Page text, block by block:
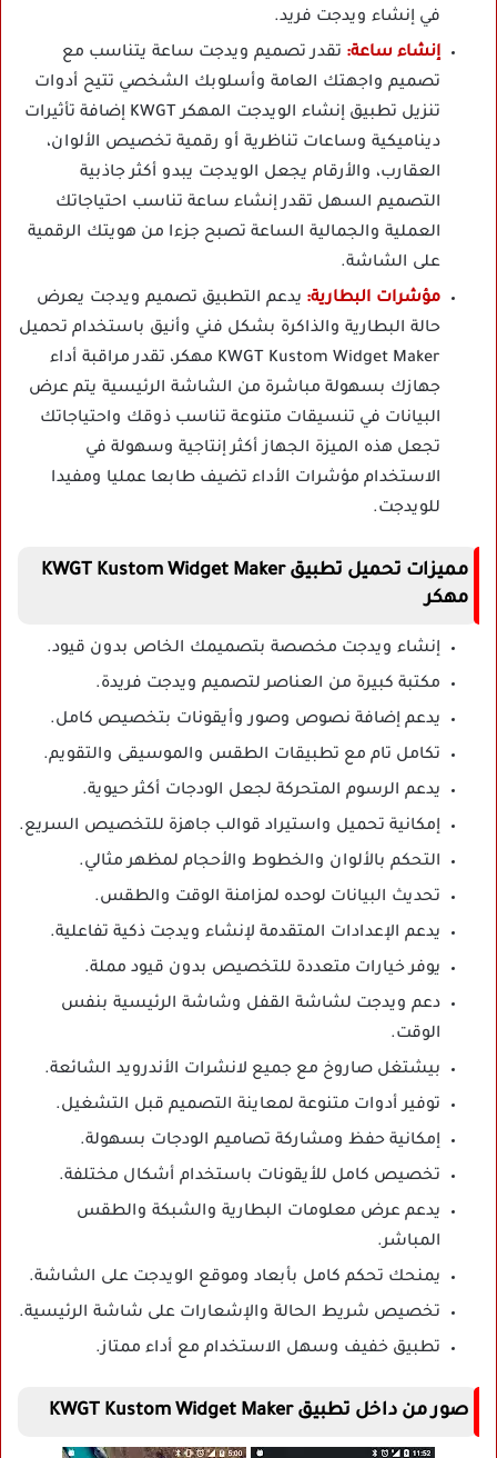
في إنشاء ويدجت فريد.
إنشاء ساعة: تقدر تصميم ويدجت ساعة يتناسب مع
تصميم واجهتك العامة وأسلوبك الشخصي تتيح أدوات
تنزيل تطبيق إنشاء الويدجت المهكر KWGT إضافة تأثيرات
ديناميكية وساعات تناظرية أو رقمية تخصيص الألوان،
العقارب، والأرقام يجعل الويدجت يبدو أكثر جاذبية
التصميم السهل تقدر إنشاء ساعة تناسب احتياجاتك
العملية والجمالية الساعة تصبح جزءا من هويتك الرقمية
على الشاشة.
مؤشرات البطارية: يدعم التطبيق تصميم ويدجت يعرض
حالة البطارية والذاكرة بشكل فني وأنيق باستخدام تحميل
KWGT Kustom Widget Maker مهكر، تقدر مراقبة أداء
جهازك بسهولة مباشرة من الشاشة الرئيسية يتم عرض
البيانات في تنسيقات متنوعة تناسب ذوقك واحتياجاتك
تجعل هذه الميزة الجهاز أكثر إنتاجية وسهولة في
الاستخدام مؤشرات الأداء تضيف طابعا عمليا ومفيدا
للويدجت.
مميزات تحميل تطبيق KWGT Kustom Widget Maker
مهكر
إنشاء ويدجت مخصصة بتصميمك الخاص بدون قيود.
مكتبة كبيرة من العناصر لتصميم ويدجت فريدة.
يدعم إضافة نصوص وصور وأيقونات بتخصيص كامل.
تكامل تام مع تطبيقات الطقس والموسيقى والتقويم.
يدعم الرسوم المتحركة لجعل الودجات أكثر حيوية.
إمكانية تحميل واستيراد قوالب جاهزة للتخصيص السريع.
التحكم بالألوان والخطوط والأحجام لمظهر مثالي.
تحديث البيانات لوحده لمزامنة الوقت والطقس.
يدعم الإعدادات المتقدمة لإنشاء ويدجت ذكية تفاعلية.
يوفر خيارات متعددة للتخصيص بدون قيود مملة.
دعم ويدجت لشاشة القفل وشاشة الرئيسية بنفس
الوقت.
بيشتغل صاروخ مع جميع لانشرات الأندرويد الشائعة.
توفير أدوات متنوعة لمعاينة التصميم قبل التشغيل.
إمكانية حفظ ومشاركة تصاميم الودجات بسهولة.
تخصيص كامل للأيقونات باستخدام أشكال مختلفة.
يدعم عرض معلومات البطارية والشبكة والطقس
المباشر.
يمنحك تحكم كامل بأبعاد وموقع الويدجت على الشاشة.
تخصيص شريط الحالة والإشعارات على شاشة الرئيسية.
تطبيق خفيف وسهل الاستخدام مع أداء ممتاز.
صور من داخل تطبيق KWGT Kustom Widget Maker